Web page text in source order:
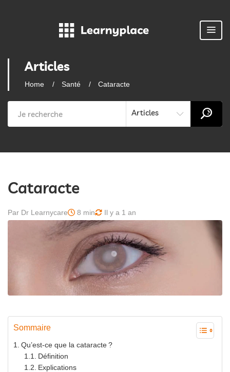
Articles
Home Santé Cataracte
Articles
Cataracte
Par Dr Learnycare 8 min Il y a 1 an
Sommaire
Qu’est-ce que la cataracte ?
Définition
Explications